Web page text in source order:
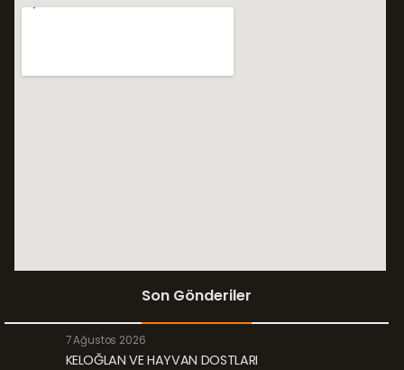
Son Gönderiler
7 Ağustos 2026
KELOĞLAN VE HAYVAN DOSTLARI